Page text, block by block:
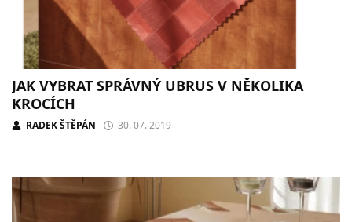
JAK VYBRAT SPRÁVNÝ UBRUS V NĚKOLIKA
KROCÍCH
RADEK ŠTĚPÁN 30. 07. 2019